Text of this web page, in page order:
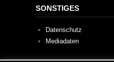
SONSTIGES
Datenschutz
Mediadaten